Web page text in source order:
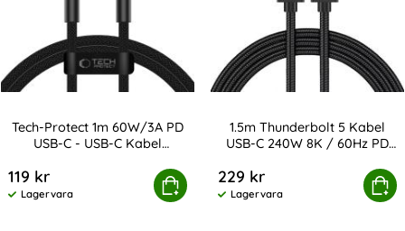
Tech-Protect 1m 60W/3A PD
USB-C - USB-C Kabel
119 kr
Tillgänglighet:
Lagervara
Köp
1m 60W/3A PD USB-C - USB-C Kabel UltraBoost
1.5m Thunderbolt 5 Kabel
USB-C 240W 8K / 60Hz PD
229 kr
Tillgänglighet:
Lagervara
Köp
1.5m Thunderbolt 5 Kabel USB-